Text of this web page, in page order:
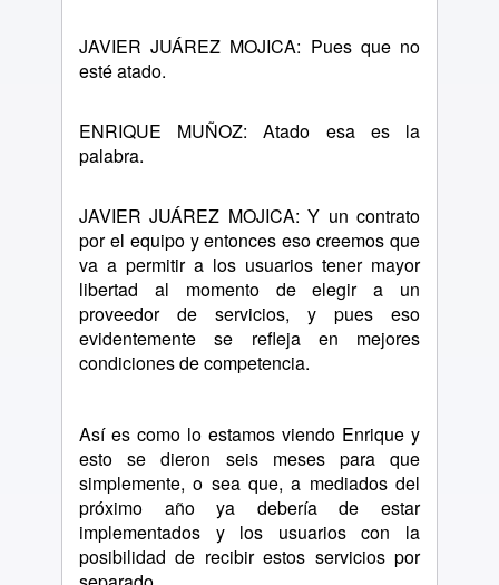
JAVIER JUÁREZ MOJICA: Pues que no
esté atado.
ENRIQUE MUÑOZ: Atado esa es la
palabra.
JAVIER JUÁREZ MOJICA: Y un contrato
por el equipo y entonces eso creemos que
va a permitir a los usuarios tener mayor
libertad al momento de elegir a un
proveedor de servicios, y pues eso
evidentemente se refleja en mejores
condiciones de competencia.
Así es como lo estamos viendo Enrique y
esto se dieron seis meses para que
simplemente, o sea que, a mediados del
próximo año ya debería de estar
implementados y los usuarios con la
posibilidad de recibir estos servicios por